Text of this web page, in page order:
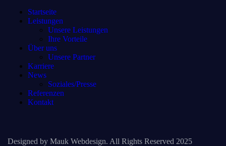
Startseite
Leistungen
Unsere Leistungen
Ihre Vorteile
Über uns
Unsere Partner
Karriere
News
Soziales/Presse
Referenzen
Kontakt
Designed by Mauk Webdesign. All Rights Reserved 2025